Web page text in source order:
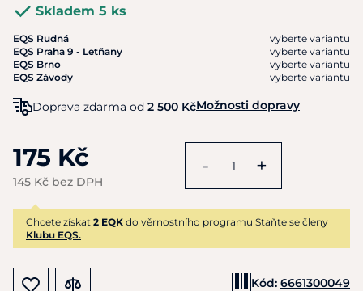
Skladem 5 ks
EQS Rudná
vyberte variantu
EQS Praha 9 - Letňany
vyberte variantu
EQS Brno
vyberte variantu
EQS Závody
vyberte variantu
Doprava zdarma od 2 500 KčMožnosti dopravy
175 Kč
145 Kč bez DPH
- +
Chcete získat 2 EQK do věrnostního programu Staňte se členy
Klubu EQS.
Kód: 6661300049